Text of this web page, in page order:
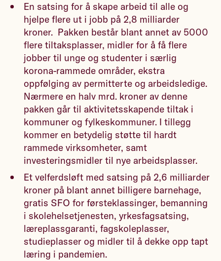
En satsing for å skape arbeid til alle og
hjelpe flere ut i jobb på 2,8 milliarder
kroner. Pakken består blant annet av 5000
flere tiltaksplasser, midler for å få flere
jobber til unge og studenter i særlig
korona-rammede områder, ekstra
oppfølging av permitterte og arbeidsledige.
Nærmere en halv mrd. kroner av denne
pakken går til aktivitetsskapende tiltak i
kommuner og fylkeskommuner. I tillegg
kommer en betydelig støtte til hardt
rammede virksomheter, samt
investeringsmidler til nye arbeidsplasser.
Et velferdsløft med satsing på 2,6 milliarder
kroner på blant annet billigere barnehage,
gratis SFO for førsteklassinger, bemanning
i skolehelsetjenesten, yrkesfagsatsing,
læreplassgaranti, fagskoleplasser,
studieplasser og midler til å dekke opp tapt
læring i pandemien.